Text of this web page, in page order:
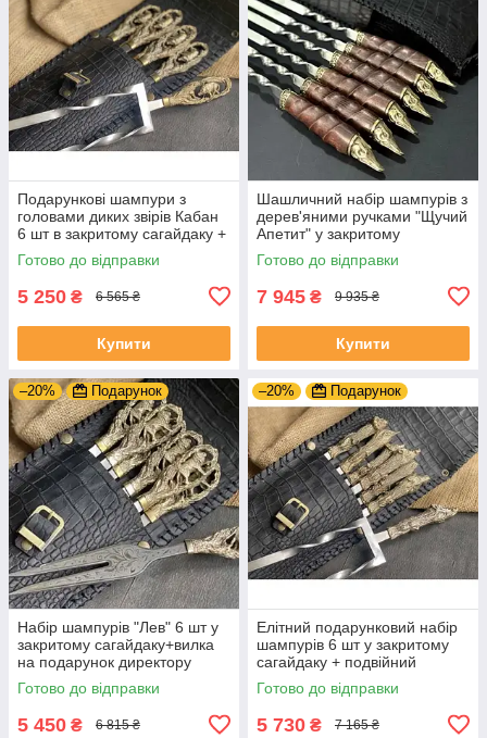
Подарункові шампури з
головами диких звірів Кабан
6 шт в закритому сагайдаку +
подвійний шампур
Готово до відправки
5 250 ₴ 6 565 ₴
Купити
Шашличний набір шампурів з
дерев'яними ручками "Щучий
Апетит" у закритому
шкіряному сагайдаку
Готово до відправки
7 945 ₴ 9 935 ₴
Купити
–20% Подарунок
Набір шампурів "Лев" 6 шт у
закритому сагайдаку+вилка
на подарунок директору
Готово до відправки
5 450 ₴ 6 815 ₴
–20% Подарунок
Елітний подарунковий набір
шампурів 6 шт у закритому
сагайдаку + подвійний
шампур
Готово до відправки
5 730 ₴ 7 165 ₴